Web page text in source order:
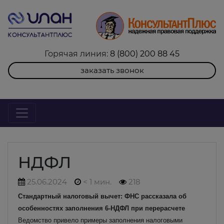
Горячая линия: 8 (800) 200 88 45
заказать звонок
НДФЛ
25.06.2024 < 1 мин. 218
Стандартный налоговый вычет: ФНС рассказала об
особенностях заполнения 6-НДФЛ при перерасчете
Ведомство привело примеры заполнения налоговыми